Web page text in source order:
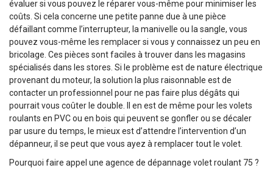
évaluer si vous pouvez le réparer vous-même pour minimiser les
coûts. Si cela concerne une petite panne due à une pièce
défaillant comme l’interrupteur, la manivelle ou la sangle, vous
pouvez vous-même les remplacer si vous y connaissez un peu en
bricolage. Ces pièces sont faciles à trouver dans les magasins
spécialisés dans les stores. Si le problème est de nature électrique
provenant du moteur, la solution la plus raisonnable est de
contacter un professionnel pour ne pas faire plus dégâts qui
pourrait vous coûter le double. Il en est de même pour les volets
roulants en PVC ou en bois qui peuvent se gonfler ou se décaler
par usure du temps, le mieux est d’attendre l’intervention d’un
dépanneur, il se peut que vous ayez à remplacer tout le volet.
Pourquoi faire appel une agence de dépannage volet roulant 75 ?